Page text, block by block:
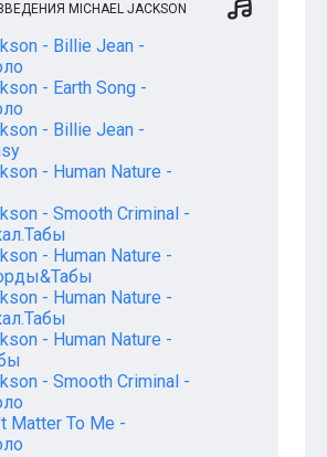
MICHAEL JACKSON
- Billie Jean -
- Earth Song -
- Billie Jean -
- Human Nature -
- Smooth Criminal -
- Human Nature -
- Human Nature -
- Human Nature -
- Smooth Criminal -
Matter To Me -